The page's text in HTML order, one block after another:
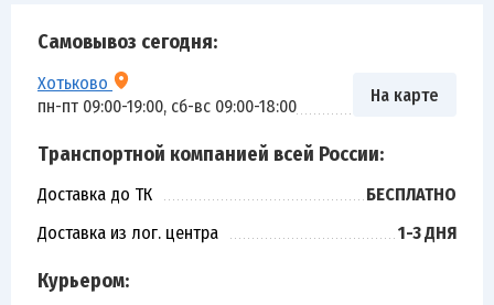
Самовывоз сегодня:
Хотьково
пн-пт 09:00-19:00, сб-вс 09:00-18:00
На карте
Транспортной компанией всей России:
Доставка до ТК
БЕСПЛАТНО
Доставка из лог. центра
1-3 ДНЯ
Курьером: